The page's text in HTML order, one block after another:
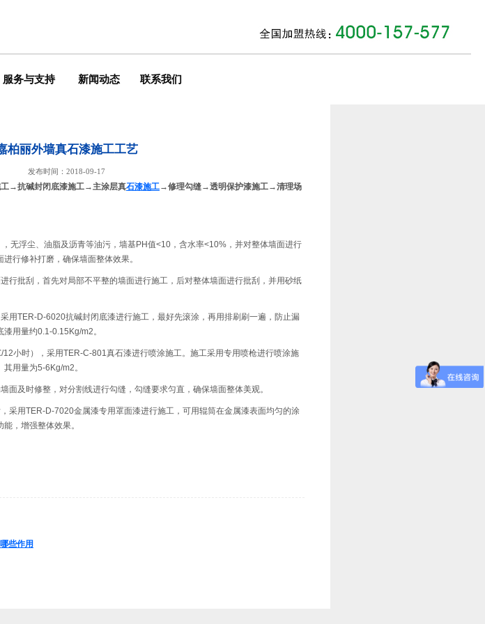
服务与支持 新闻动态 联系我们
柏丽外墙真石漆施工工艺
发布时间：2018-09-17
→抗碱封闭底漆施工→主涂层真石漆施工→修理勾缝→透明保护漆施工→清理场
无浮尘、油脂及沥青等油污，墙基PH值<10，含水率<10%，并对整体墙面进行
行修补打磨，确保墙面整体效果。
行批刮，首先对局部不平整的墙面进行施工，后对整体墙面进行批刮，并用砂纸
用TER-D-6020抗碱封闭底漆进行施工，最好先滚涂，再用排刷刷一遍，防止漏
用量约0.1-0.15Kg/m2。
小时），采用TER-C-801真石漆进行喷涂施工。施工采用专用喷枪进行喷涂施
用量为5-6Kg/m2。
面及时修整，对分割线进行勾缝，勾缝要求匀直，确保墙面整体美观。
采用TER-D-7020金属漆专用罩面漆进行施工，可用辊筒在金属漆表面均匀的涂
，增强整体效果。
些作用